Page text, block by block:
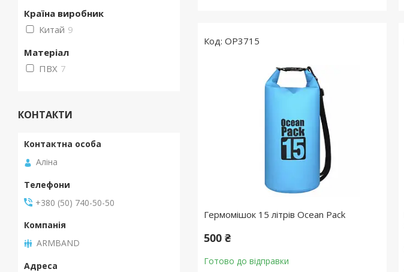
OP3715
Гермомішок 15 літрів Ocean Pack
500 ₴
Готово до відправки
Країна виробник
Китай 9
Матеріал
ПВХ 7
КОНТАКТИ
Аліна
+380 (50) 740-50-50
ARMBAND